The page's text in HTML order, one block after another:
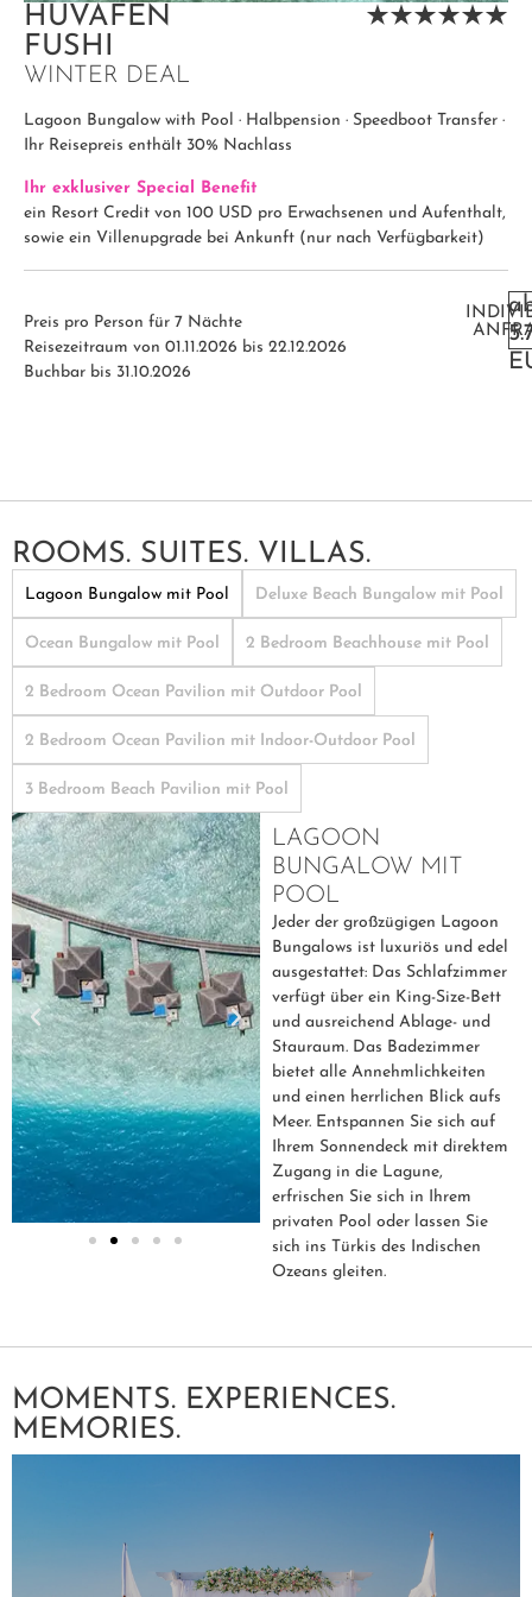
HUVAFEN
FUSHI
WINTER DEAL
Lagoon Bungalow with Pool · Halbpension · Speedboot Transfer ·
Ihr Reisepreis enthält 30% Nachlass
Ihr exklusiver Special Benefit
ein Resort Credit von 100 USD pro Erwachsenen und Aufenthalt,
sowie ein Villenupgrade bei Ankunft (nur nach Verfügbarkeit)
Preis pro Person für 7 Nächte
Reisezeitraum von 01.11.2026 bis 22.12.2026
Buchbar bis 31.10.2026
ROOMS. SUITES. VILLAS.
Lagoon Bungalow mit Pool Deluxe Beach Bungalow mit Pool
Ocean Bungalow mit Pool 2 Bedroom Beachhouse mit Pool
2 Bedroom Ocean Pavilion mit Outdoor Pool
2 Bedroom Ocean Pavilion mit Indoor-Outdoor Pool
3 Bedroom Beach Pavilion mit Pool
LAGOON
BUNGALOW MIT
POOL
Jeder der großzügigen Lagoon
Bungalows ist luxuriös und edel
ausgestattet: Das Schlafzimmer
verfügt über ein King-Size-Bett
und ausreichend Ablage- und
Stauraum. Das Badezimmer
bietet alle Annehmlichkeiten
und einen herrlichen Blick aufs
Meer. Entspannen Sie sich auf
Ihrem Sonnendeck mit direktem
Zugang in die Lagune,
erfrischen Sie sich in Ihrem
privaten Pool oder lassen Sie
sich ins Türkis des Indischen
Ozeans gleiten.
MOMENTS. EXPERIENCES.
MEMORIES.